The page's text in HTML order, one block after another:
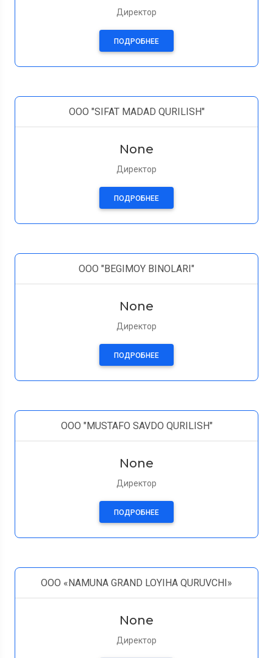
Директор
ПОДРОБНЕЕ
ООО "SIFAT MADAD QURILISH"
None
Директор
ПОДРОБНЕЕ
ООО "BEGIMOY BINOLARI"
None
Директор
ПОДРОБНЕЕ
OOO "MUSTAFO SAVDO QURILISH"
None
Директор
ПОДРОБНЕЕ
OOO «NAMUNA GRAND LOYIHA QURUVCHI»
None
Директор